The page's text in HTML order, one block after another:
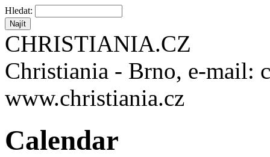
Hledat:
CHRISTIANIA.CZ
Christiania - Brno, e-mail:
www.christiania.cz
Calendar